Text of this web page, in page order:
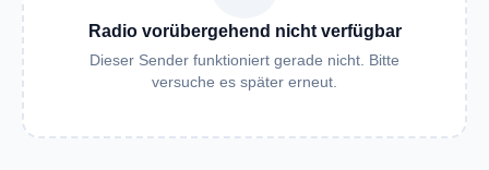
Radio vorübergehend nicht verfügbar
Dieser Sender funktioniert gerade nicht. Bitte
versuche es später erneut.